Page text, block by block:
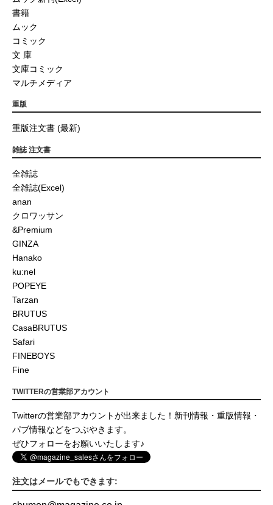
書籍
ムック
コミック
文 庫
文庫コミック
マルチメディア
重版
重版注文書 (最新)
雑誌 注文書
全雑誌
全雑誌(Excel)
anan
クロワッサン
&Premium
GINZA
Hanako
ku:nel
POPEYE
Tarzan
BRUTUS
CasaBRUTUS
Safari
FINEBOYS
Fine
TWITTERの営業部アカウント
Twitterの営業部アカウントが出来ました！新刊情報・重版情報・
パブ情報などをつぶやきます。
ぜひフォローをお願いいたします♪
注文はメールでもできます: